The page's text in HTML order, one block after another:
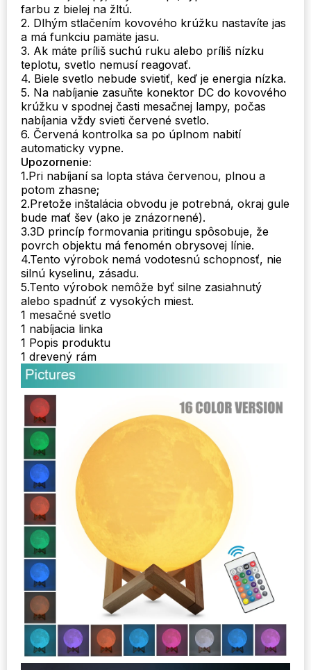
farbu z bielej na žltú.
2. Dlhým stlačením kovového krúžku nastavíte jas
a má funkciu pamäte jasu.
3. Ak máte príliš suchú ruku alebo príliš nízku
teplotu, svetlo nemusí reagovať.
4. Biele svetlo nebude svietiť, keď je energia nízka.
5. Na nabíjanie zasuňte konektor DC do kovového
krúžku v spodnej časti mesačnej lampy, počas
nabíjania vždy svieti červené svetlo.
6. Červená kontrolka sa po úplnom nabití
automaticky vypne.
Upozornenie:
1.Pri nabíjaní sa lopta stáva červenou, plnou a
potom zhasne;
2.Pretože inštalácia obvodu je potrebná, okraj gule
bude mať šev (ako je znázornené).
3.3D princíp formovania pritingu spôsobuje, že
povrch objektu má fenomén obrysovej línie.
4.Tento výrobok nemá vodotesnú schopnosť, nie
silnú kyselinu, zásadu.
5.Tento výrobok nemôže byť silne zasiahnutý
alebo spadnúť z vysokých miest.
1 mesačné svetlo
1 nabíjacia linka
1 Popis produktu
1 drevený rám